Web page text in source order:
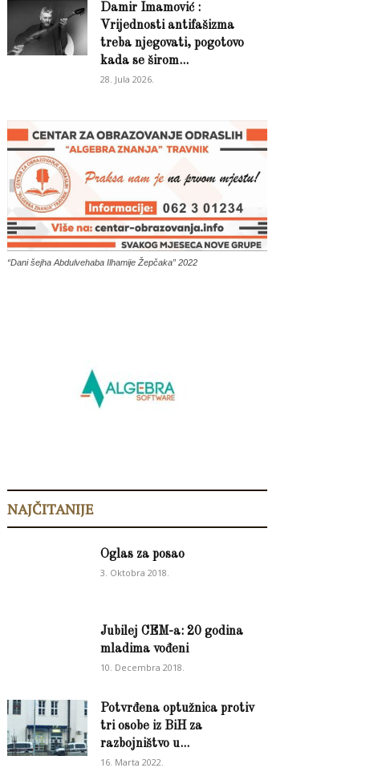
Damir Imamović :
Vrijednosti antifašizma
treba njegovati, pogotovo
kada se širom...
28. Jula 2026.
“Dani šejha Abdulvehaba Ilhamije Žepčaka” 2022
NAJČITANIJE
Oglas za posao
3. Oktobra 2018.
Jubilej CEM-a: 20 godina
mladima vođeni
10. Decembra 2018.
Potvrđena optužnica protiv
tri osobe iz BiH za
razbojništvo u...
16. Marta 2022.